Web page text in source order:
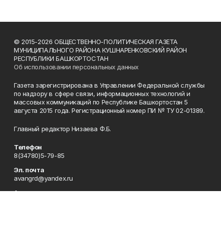
© 2015-2026 ОБЩЕСТВЕННО-ПОЛИТИЧЕСКАЯ ГАЗЕТА
МУНИЦИПАЛЬНОГО РАЙОНА КУШНАРЕНКОВСКИЙ РАЙОН
РЕСПУБЛИКИ БАШКОРТОСТАН
Об использовании персональных данных
Газета зарегистрирована в Управлении Федеральной службы
по надзору в сфере связи, информационных технологий и
массовых коммуникаций по Республике Башкортостан 5
августа 2015 года. Регистрационный номер ПИ № ТУ 02-01389.
Главный редактор Низаева Ф.Б.
Телефон
8(34780)5-79-85
Эл. почта
avangrd@yandex.ru
Адрес